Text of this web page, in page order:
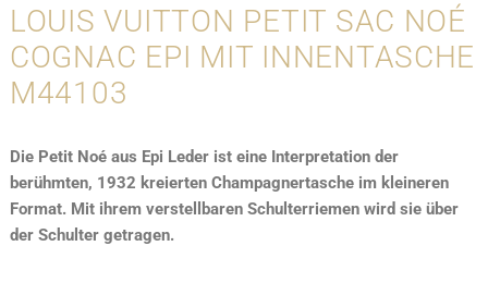
LOUIS VUITTON PETIT SAC NOÉ
COGNAC EPI MIT INNENTASCHE
M44103
Die Petit Noé aus Epi Leder ist eine Interpretation der
berühmten, 1932 kreierten Champagnertasche im kleineren
Format. Mit ihrem verstellbaren Schulterriemen wird sie über
der Schulter getragen.